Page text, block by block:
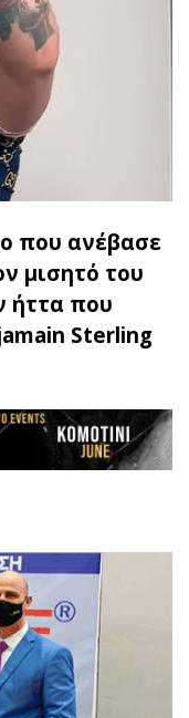
που ανέβασε
μισητό του
ήττα που
Sterling